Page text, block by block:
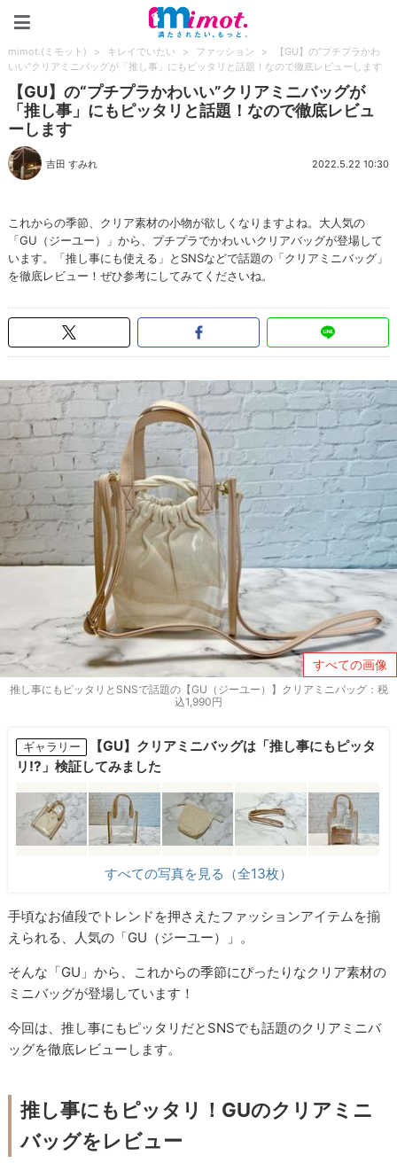
mimot.(ミモット) > キレイでいたい > ファッション >
【GU】の“プチプラかわ
いい”クリアミニバッグが「推し事」にもピッタリと話題！なので徹底レビューします
【GU】の“プチプラかわいい”クリアミニバッグが
「推し事」にもピッタリと話題！なので徹底レビュ
ーします
吉田 すみれ 2022.5.22 10:30
これからの季節、クリア素材の小物が欲しくなりますよね。大人気の
「GU（ジーユー）」から、プチプラでかわいいクリアバッグが登場して
います。「推し事にも使える」とSNSなどで話題の「クリアミニバッグ」
を徹底レビュー！ぜひ参考にしてみてくださいね。
すべての画像
推し事にもピッタリとSNSで話題の【GU（ジーユー）】クリアミニバッグ：税
込1,990円
ギャラリー
【GU】クリアミニバッグは「推し事にもピッタ
リ!?」検証してみました
すべての写真を見る（全13枚）
手頃なお値段でトレンドを押さえたファッションアイテムを揃
えられる、人気の「GU（ジーユー）」。
そんな「GU」から、これからの季節にぴったりなクリア素材の
ミニバッグが登場しています！
今回は、推し事にもピッタリだとSNSでも話題のクリアミニバ
ッグを徹底レビューします。
推し事にもピッタリ！GUのクリアミニ
バッグをレビュー